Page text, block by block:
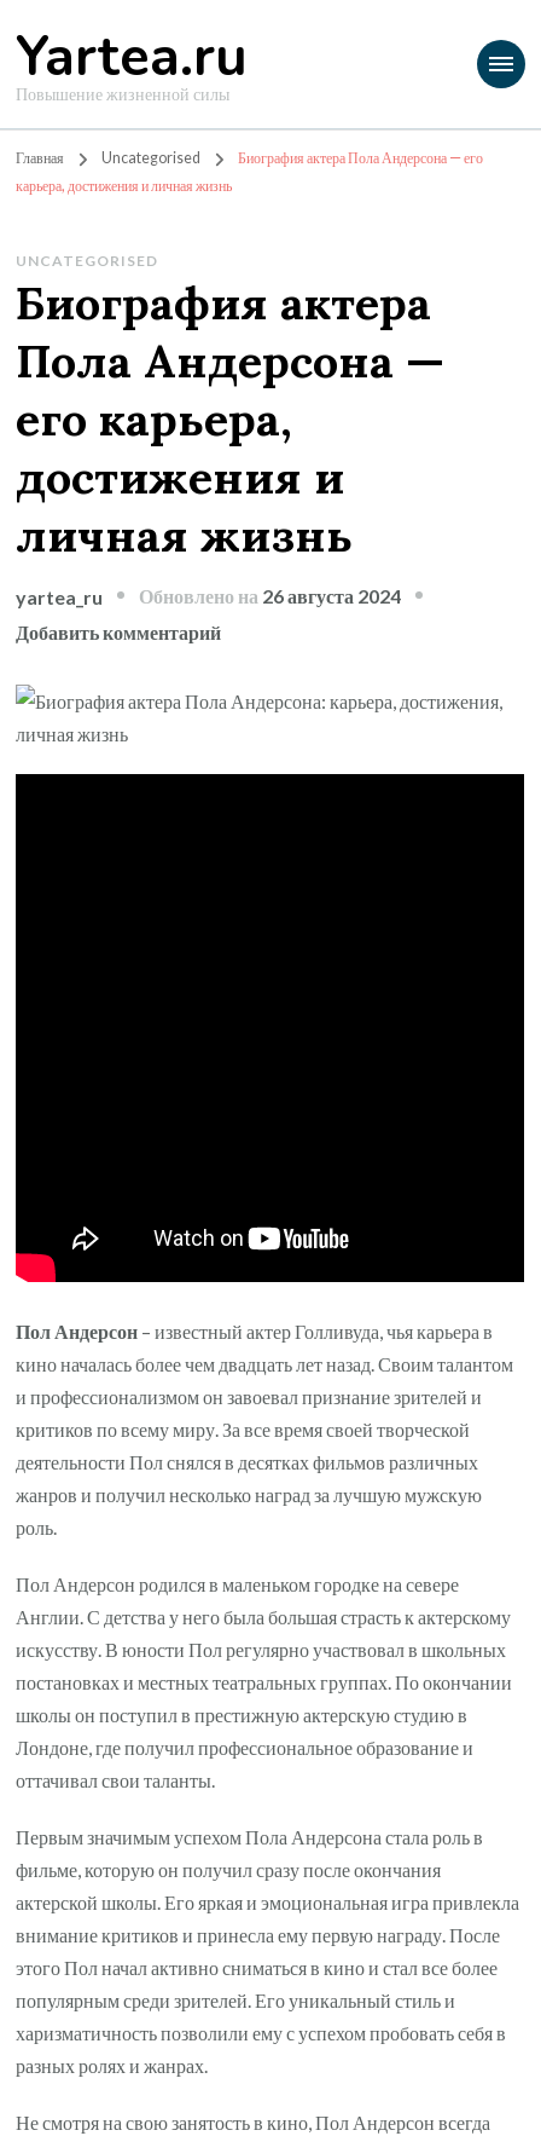
Yartea.ru
Повышение жизненной силы
Главная Uncategorised
Биография актера Пола Андерсона — его
карьера, достижения и личная жизнь
UNCATEGORISED
Биография актера
Пола Андерсона —
его карьера,
достижения и
личная жизнь
yartea_ru Обновлено на 26 августа 2024
Добавить комментарийк
Биография
Пол Андерсон – известный актер Голливуда, чья карьера в
кино началась более чем двадцать лет назад. Своим талантом
и профессионализмом он завоевал признание зрителей и
критиков по всему миру. За все время своей творческой
деятельности Пол снялся в десятках фильмов различных
жанров и получил несколько наград за лучшую мужскую
роль.
Пол Андерсон родился в маленьком городке на севере
Англии. С детства у него была большая страсть к актерскому
искусству. В юности Пол регулярно участвовал в школьных
постановках и местных театральных группах. По окончании
школы он поступил в престижную актерскую студию в
Лондоне, где получил профессиональное образование и
оттачивал свои таланты.
Первым значимым успехом Пола Андерсона стала роль в
фильме, которую он получил сразу после окончания
актерской школы. Его яркая и эмоциональная игра привлекла
внимание критиков и принесла ему первую награду. После
этого Пол начал активно сниматься в кино и стал все более
популярным среди зрителей. Его уникальный стиль и
харизматичность позволили ему с успехом пробовать себя в
разных ролях и жанрах.
Не смотря на свою занятость в кино, Пол Андерсон всегда